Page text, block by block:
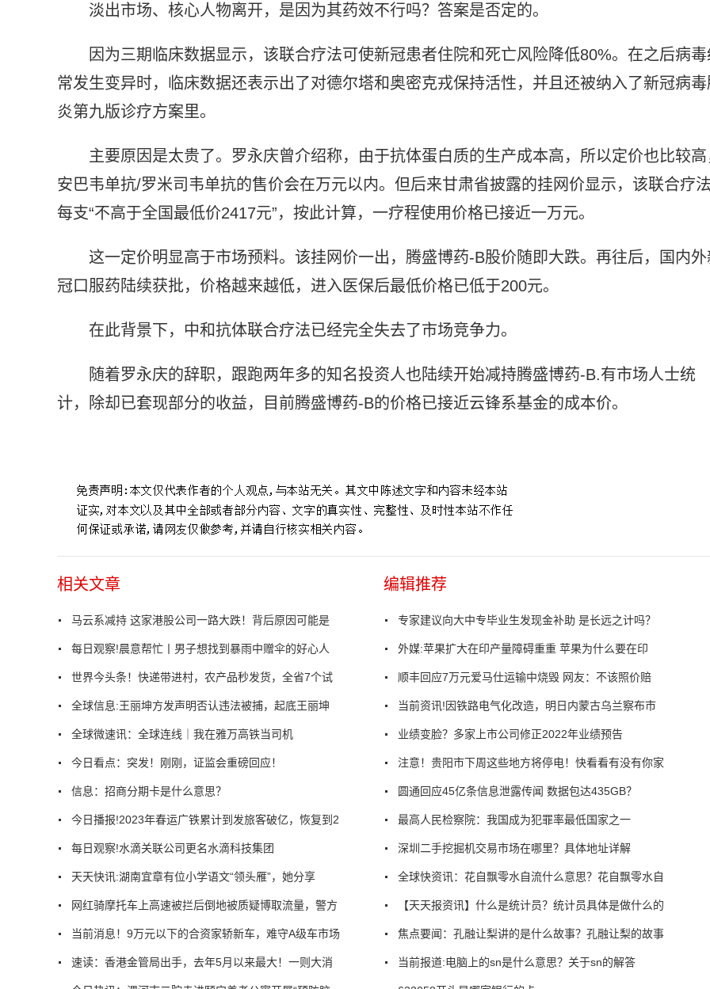
淡出市场、核心人物离开，是因为其药效不行吗？答案是否定的。
因为三期临床数据显示，该联合疗法可使新冠患者住院和死亡风险降低80%。在之后病毒
常发生变异时，临床数据还表示出了对德尔塔和奥密克戎保持活性，并且还被纳入了新冠病毒
炎第九版诊疗方案里。
主要原因是太贵了。罗永庆曾介绍称，由于抗体蛋白质的生产成本高，所以定价也比较高
安巴韦单抗/罗米司韦单抗的售价会在万元以内。但后来甘肃省披露的挂网价显示，该联合疗法
每支“不高于全国最低价2417元”，按此计算，一疗程使用价格已接近一万元。
这一定价明显高于市场预料。该挂网价一出，腾盛博药-B股价随即大跌。再往后，国内外
冠口服药陆续获批，价格越来越低，进入医保后最低价格已低于200元。
在此背景下，中和抗体联合疗法已经完全失去了市场竞争力。
随着罗永庆的辞职，跟跑两年多的知名投资人也陆续开始减持腾盛博药-B.有市场人士统
计，除却已套现部分的收益，目前腾盛博药-B的价格已接近云锋系基金的成本价。
相关文章
马云系减持 这家港股公司一路大跌！背后原因可能是
每日观察!晨意帮忙丨男子想找到暴雨中赠伞的好心人
世界今头条！快递带进村，农产品秒发货，全省7个试
全球信息:王丽坤方发声明否认违法被捕，起底王丽坤
全球微速讯：全球连线｜我在雅万高铁当司机
今日看点：突发！刚刚，证监会重磅回应！
信息：招商分期卡是什么意思？
今日播报!2023年春运广铁累计到发旅客破亿，恢复到2
每日观察!水滴关联公司更名水滴科技集团
天天快讯:湖南宜章有位小学语文“领头雁”，她分享
网红骑摩托车上高速被拦后倒地被质疑博取流量，警方
当前消息！9万元以下的合资家轿新车，难守A级车市场
速读：香港金管局出手，去年5月以来最大！一则大消
编辑推荐
专家建议向大中专毕业生发现金补助 是长远之计吗？
外媒:苹果扩大在印产量障碍重重 苹果为什么要在印
顺丰回应7万元爱马仕运输中烧毁 网友：不该照价赔
当前资讯!因铁路电气化改造，明日内蒙古乌兰察布市
业绩变脸？多家上市公司修正2022年业绩预告
注意！贵阳市下周这些地方将停电！快看看有没有你家
圆通回应45亿条信息泄露传闻 数据包达435GB？
最高人民检察院：我国成为犯罪率最低国家之一
深圳二手挖掘机交易市场在哪里？具体地址详解
全球快资讯：花自飘零水自流什么意思？花自飘零水自
【天天报资讯】什么是统计员？统计员具体是做什么的
焦点要闻：孔融让梨讲的是什么故事？孔融让梨的故事
当前报道:电脑上的sn是什么意思？关于sn的解答